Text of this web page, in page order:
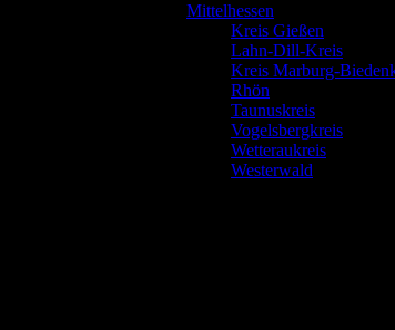
Mittelhessen
Kreis Gießen
Lahn-Dill-Kreis
Kreis Marburg-
Rhön
Taunuskreis
Vogelsbergkreis
Wetteraukreis
Westerwald